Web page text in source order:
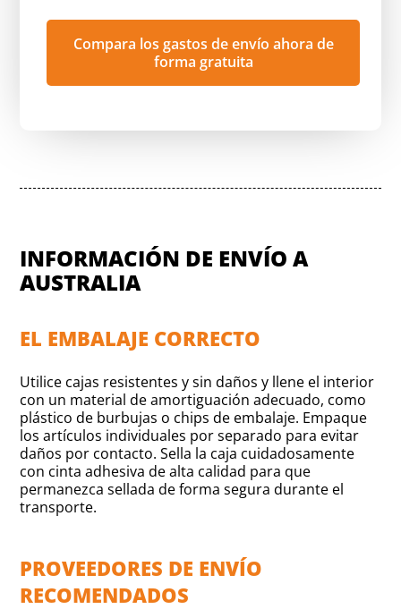
Compara los gastos de envío ahora de
forma gratuita
INFORMACIÓN DE ENVÍO A
AUSTRALIA
EL EMBALAJE CORRECTO
Utilice cajas resistentes y sin daños y llene el interior
con un material de amortiguación adecuado, como
plástico de burbujas o chips de embalaje. Empaque
los artículos individuales por separado para evitar
daños por contacto. Sella la caja cuidadosamente
con cinta adhesiva de alta calidad para que
permanezca sellada de forma segura durante el
transporte.
PROVEEDORES DE ENVÍO
RECOMENDADOS